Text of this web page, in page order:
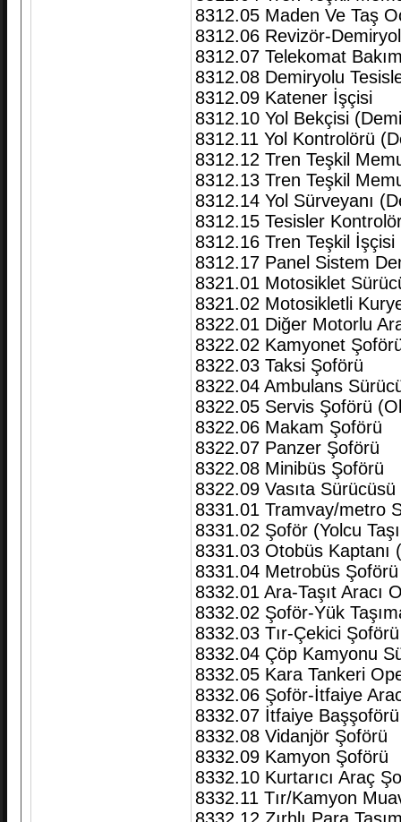
8312.05 Maden Ve Taş
8312.06 Revizör-
8312.07 Telekomat
8312.08 Demiryolu
8312.09 Katener İşçisi
8312.10 Yol Bekçisi
8312.11 Yol Kontrolörü
8312.12 Tren Teşkil
8312.13 Tren Teşkil
8312.14 Yol Sürveyanı
8312.15 Tesisler
8312.16 Tren Teşkil İşçisi
8312.17 Panel Sistem
8321.01 Motosiklet
8321.02 Motosikletli
8322.01 Diğer Motorlu
8322.02 Kamyonet
8322.03 Taksi Şoförü
8322.04 Ambulans
8322.05 Servis Şoförü
8322.06 Makam Şoförü
8322.07 Panzer Şoförü
8322.08 Minibüs Şoförü
8322.09 Vasıta Sürücüsü
8331.01 Tramvay/metro
8331.02 Şoför (Yolcu
8331.03 Otobüs Kaptanı
8331.04 Metrobüs Şoförü
8332.01 Ara-Taşıt Aracı
8332.02 Şoför-Yük
8332.03 Tır-Çekici Şoförü
8332.04 Çöp Kamyonu
8332.05 Kara Tankeri
8332.06 Şoför-İtfaiye
8332.07 İtfaiye Başşoförü
8332.08 Vidanjör Şoförü
8332.09 Kamyon Şoförü
8332.10 Kurtarıcı Araç
8332.11 Tır/Kamyon